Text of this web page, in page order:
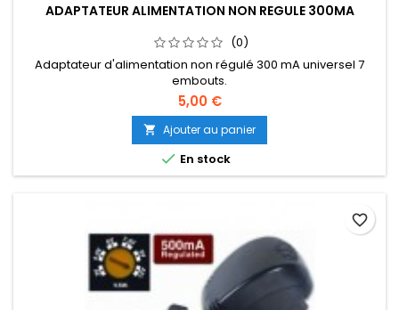
ADAPTATEUR ALIMENTATION NON REGULE 300MA
(0)
Adaptateur d'alimentation non régulé 300 mA universel 7
embouts.
5,00 €
 Ajouter au panier
 En stock
favorite_border